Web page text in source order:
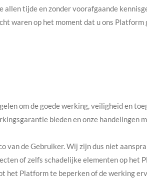
allen tijde en zonder voorafgaande
waren op het moment dat u ons Platform
om de goede werking, veiligheid en
bieden en onze handelingen
van de Gebruiker. Wij zijn dus niet
of zelfs schadelijke elementen op het
het Platform te beperken of de werking